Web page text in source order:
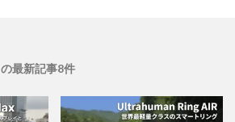
の最新記事8件